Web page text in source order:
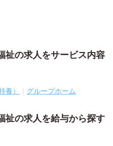
祉の求人をサービス内容
養） グループホーム
祉の求人を給与から探す